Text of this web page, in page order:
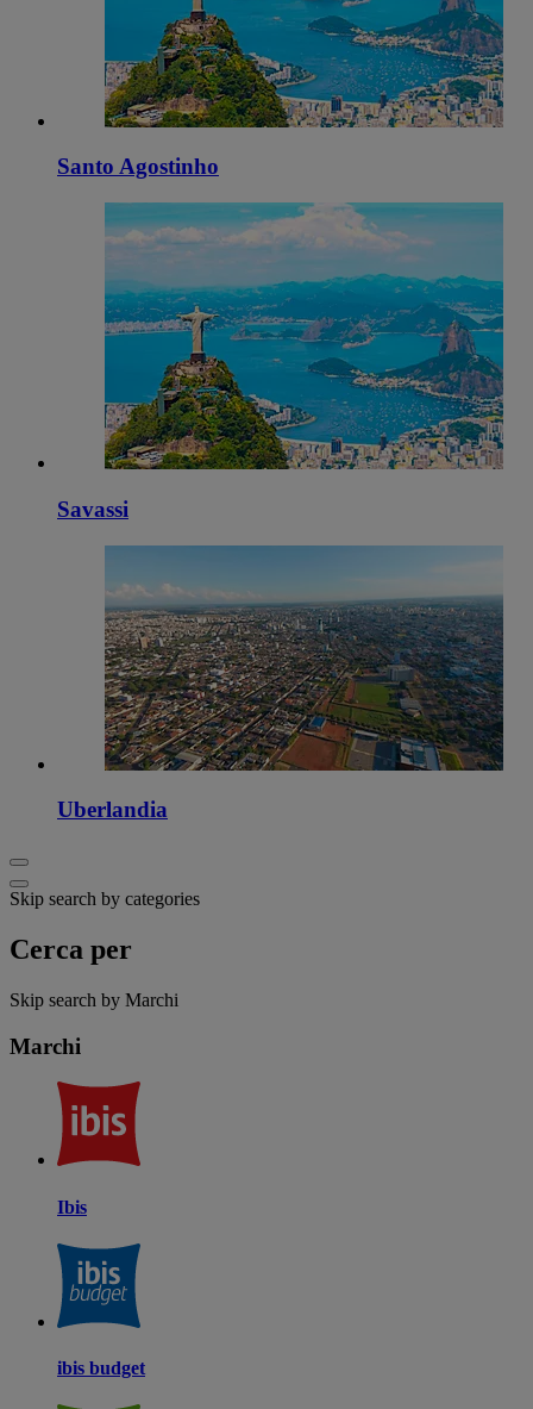
Santo Agostinho
Savassi
Uberlandia
Skip search by categories
Cerca per
Skip search by Marchi
Marchi
Ibis
ibis budget